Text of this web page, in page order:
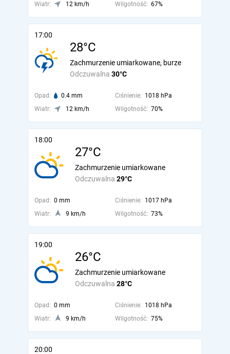
Wiatr:
12 km/h Wilgotność: 67%
17:00
28°C
Odczuwalna 30°C
Zachmurzenie umiarkowane, burze
Opad: 0.4 mm Ciśnienie: 1018 hPa
Wiatr:
12 km/h Wilgotność: 70%
18:00
27°C
Odczuwalna 29°C
Zachmurzenie umiarkowane
Opad: 0 mm Ciśnienie: 1017 hPa
Wiatr:
9 km/h Wilgotność: 73%
19:00
26°C
Odczuwalna 28°C
Zachmurzenie umiarkowane
Opad: 0 mm Ciśnienie: 1018 hPa
Wiatr:
9 km/h Wilgotność: 75%
20:00